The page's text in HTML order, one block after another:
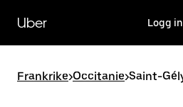
hovedinnholdet
Uber Logg
Frankrike>Occitanie>Saint-